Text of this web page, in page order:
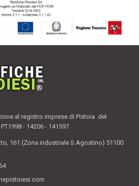
al registro imprese di Pistoia del
- 14206 - 141597
161 (Zona industriale S.Agostino) 51100